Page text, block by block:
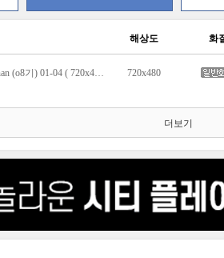
해상도 화
[우리말 더빙] Crayon Shinchan (o8기) 01-04 ( 720x480 ).avi 720x480
더보기